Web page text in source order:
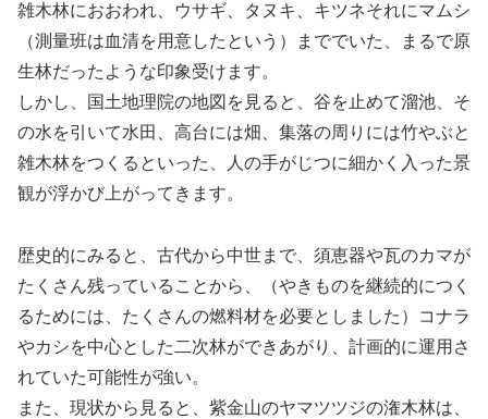
雑木林におおわれ、ウサギ、タヌキ、キツネそれにマムシ
（測量班は血清を用意したという）まででいた、まるで原
生林だったような印象受けます。
しかし、国土地理院の地図を見ると、谷を止めて溜池、そ
の水を引いて水田、高台には畑、集落の周りには竹やぶと
雑木林をつくるといった、人の手がじつに細かく入った景
観が浮かび上がってきます。
歴史的にみると、古代から中世まで、須恵器や瓦のカマが
たくさん残っていることから、（やきものを継続的につく
るためには、たくさんの燃料材を必要としました）コナラ
やカシを中心とした二次林ができあがり、計画的に運用さ
れていた可能性が強い。
また、現状から見ると、紫金山のヤマツツジの潅木林は、